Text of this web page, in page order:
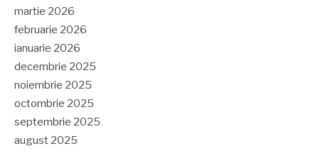
martie 2026
februarie 2026
ianuarie 2026
decembrie 2025
noiembrie 2025
octombrie 2025
septembrie 2025
august 2025